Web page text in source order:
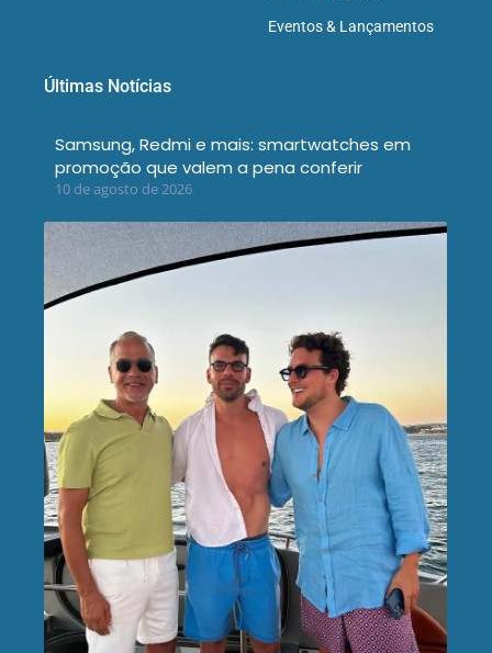
Eventos & Lançamentos
Últimas Notícias
Samsung, Redmi e mais: smartwatches em
promoção que valem a pena conferir
10 de agosto de 2026